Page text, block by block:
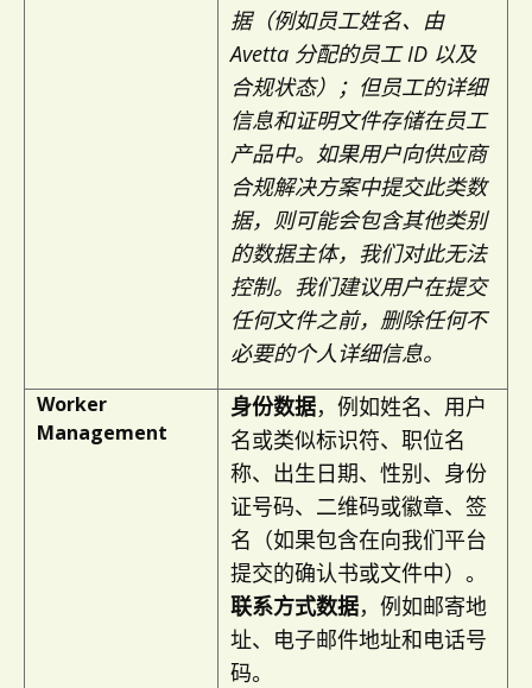
据（例如员工姓名、由
Avetta 分配的员工 ID 以及
合规状态）；但员工的详细
信息和证明文件存储在员工
产品中。如果用户向供应商
合规解决方案中提交此类数
据，则可能会包含其他类别
的数据主体，我们对此无法
控制。我们建议用户在提交
任何文件之前，删除任何不
必要的个人详细信息。
Worker
Management
身份数据，例如姓名、用户
名或类似标识符、职位名
称、出生日期、性别、身份
证号码、二维码或徽章、签
名（如果包含在向我们平台
提交的确认书或文件中）。
联系方式数据，例如邮寄地
址、电子邮件地址和电话号
码。